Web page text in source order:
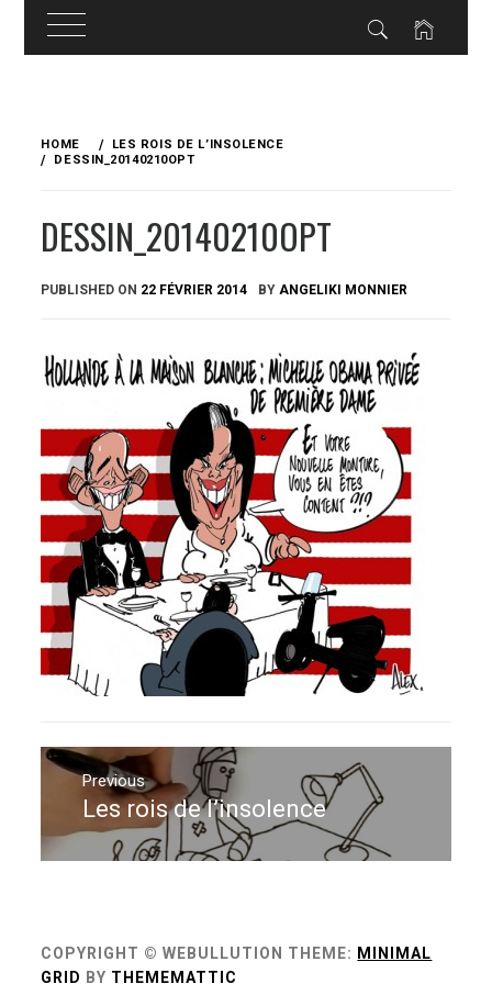
content
HOME
LES ROIS DE L’INSOLENCE
DESSIN_20140210OPT
DESSIN_20140210OPT
PUBLISHED ON 22 FÉVRIER 2014 BY ANGELIKI MONNIER
Navigation
l’article
Previous
Previous
post:
Les rois de l’insolence
COPYRIGHT © WEBULLUTION THEME: MINIMAL
GRID BY THEMEMATTIC